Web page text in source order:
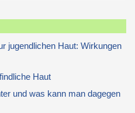
jugendlichen Haut: Wirkungen
Haut
und was kann man dagegen